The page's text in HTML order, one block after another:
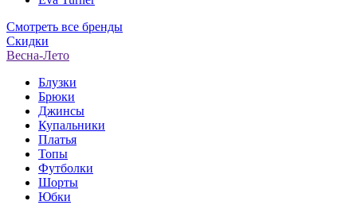
Смотреть все бренды
Скидки
Весна-Лето
Блузки
Брюки
Джинсы
Купальники
Платья
Топы
Футболки
Шорты
Юбки